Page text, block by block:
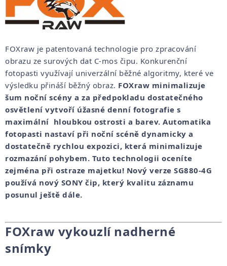
FOXraw je patentovaná technologie pro zpracování
obrazu ze surových dat C-mos čipu. Konkurenční
fotopasti využívají univerzální běžné algoritmy, které ve
výsledku přináší běžný obraz. FOXraw minimalizuje
šum noční scény a za předpokladu dostatečného
osvětlení vytvoří úžasné denní fotografie s
maximální hloubkou ostrosti a barev. Automatika
fotopasti nastaví při noční scéně dynamicky a
dostatečně rychlou expozici, která minimalizuje
rozmazání pohybem. Tuto technologii oceníte
zejména při ostraze majetku! Nový verze SG880-4G
používá nový SONY čip, který kvalitu záznamu
posunul ještě dále.
FOXraw vykouzlí nadherné
snímky